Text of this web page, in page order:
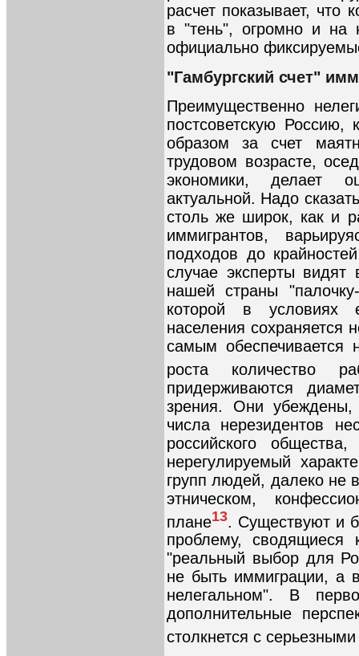
расчет показывает, что
в "тень", огромно и на
официально
"Гамбургский счет"
Преимущественно
постсоветскую Россию,
образом за счет
трудовом возрасте,
экономики, делает
актуальной. Надо
столь же широк, как и
иммигрантов,
подходов до
случае эксперты
нашей страны
которой в условиях
населения сохраняется
самым обеспечивается
роста количество
придерживаются
зрения. Они
числа нерезидентов
российского общества,
нерегулируемый
групп людей, далеко не
этническом,
плане13 . Существуют и
проблему,
"реальный выбор для
не быть иммиграции, а
нелегальном". В
дополнительные
столкнется с